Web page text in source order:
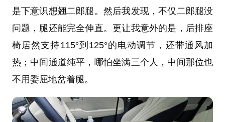
是下意识想翘二郎腿。然后我发现，不仅二郎腿没
问题，腿还能完全伸直。更让我意外的是，后排座
椅居然支持115°到125°的电动调节，还带通风加
热；中间通道纯平，哪怕坐满三个人，中间那位也
不用委屈地岔着腿。